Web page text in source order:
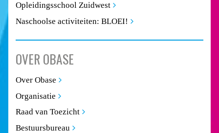
Opleidingsschool Zuidwest
Naschoolse activiteiten: BLOEI!
OVER OBASE
Over Obase
Organisatie
Raad van Toezicht
Bestuursbureau